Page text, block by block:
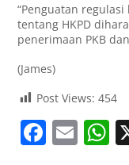
“Penguatan
tentang HKPD
penerimaan PKB
(James)
Post Views: 454
F E